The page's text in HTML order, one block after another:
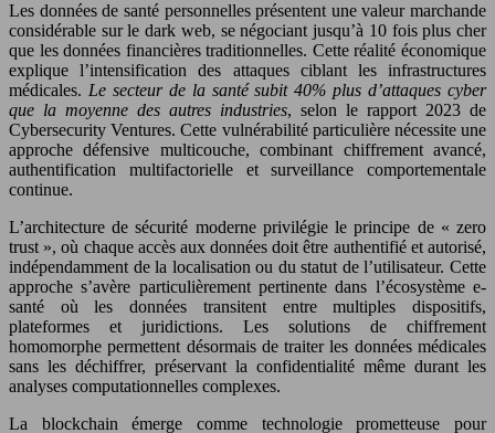
Les données de santé personnelles présentent une valeur marchande
considérable sur le dark web, se négociant jusqu’à 10 fois plus cher
que les données financières traditionnelles. Cette réalité économique
explique l’intensification des attaques ciblant les infrastructures
médicales. Le secteur de la santé subit 40% plus d’attaques cyber
que la moyenne des autres industries, selon le rapport 2023 de
Cybersecurity Ventures. Cette vulnérabilité particulière nécessite une
approche défensive multicouche, combinant chiffrement avancé,
authentification multifactorielle et surveillance comportementale
continue.
L’architecture de sécurité moderne privilégie le principe de « zero
trust », où chaque accès aux données doit être authentifié et autorisé,
indépendamment de la localisation ou du statut de l’utilisateur. Cette
approche s’avère particulièrement pertinente dans l’écosystème e-
santé où les données transitent entre multiples dispositifs,
plateformes et juridictions. Les solutions de chiffrement
homomorphe permettent désormais de traiter les données médicales
sans les déchiffrer, préservant la confidentialité même durant les
analyses computationnelles complexes.
La blockchain émerge comme technologie prometteuse pour